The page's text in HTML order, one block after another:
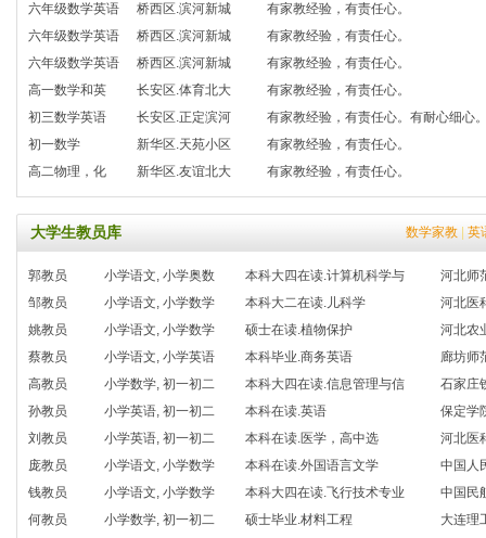
六年级数学英语
桥西区.滨河新城
有家教经验，有责任心。
六年级数学英语
桥西区.滨河新城
有家教经验，有责任心。
六年级数学英语
桥西区.滨河新城
有家教经验，有责任心。
高一数学和英
长安区.体育北大
有家教经验，有责任心。
初三数学英语
长安区.正定滨河
有家教经验，有责任心。有耐心细心
初一数学
新华区.天苑小区
有家教经验，有责任心。
高二物理，化
新华区.友谊北大 有家教经验，有责任心。
数学家教 英
大学生教员库
郭教员 小学语文, 小学奥数 本科大四在读.计算机科学与
河北师
邹教员
小学语文, 小学数学 本科大二在读.儿科学
河北医
姚教员
小学语文, 小学数学 硕士在读.植物保护
河北农
蔡教员
小学语文, 小学英语 本科毕业.商务英语
廊坊师
高教员
小学数学, 初一初二 本科大四在读.信息管理与信
石家庄
孙教员
小学英语, 初一初二 本科在读.英语
保定学
刘教员
小学英语, 初一初二 本科在读.医学，高中选
河北医
庞教员
小学语文, 小学数学 本科在读.外国语言文学
中国人
钱教员
小学语文, 小学数学 本科大四在读.飞行技术专业
中国民
何教员
小学数学, 初一初二 硕士毕业.材料工程
大连理